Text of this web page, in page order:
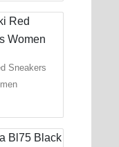
Sneakers